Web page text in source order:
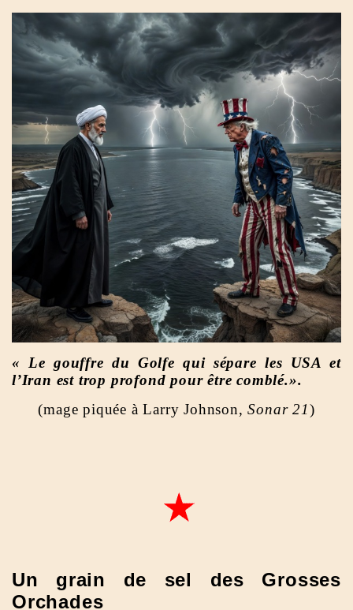
« Le gouffre du Golfe qui sépare les USA et
l’Iran est trop profond pour être comblé.».
(mage piquée à Larry Johnson,Sonar 21)
Un grain de sel des Grosses
Orchades